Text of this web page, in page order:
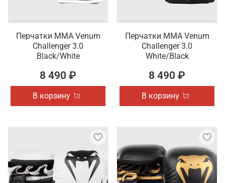
Перчатки ММА Venum
Challenger 3.0
Black/White
8 490 ₽
В корзину
Перчатки ММА Venum
Challenger 3.0
White/Black
8 490 ₽
В корзину